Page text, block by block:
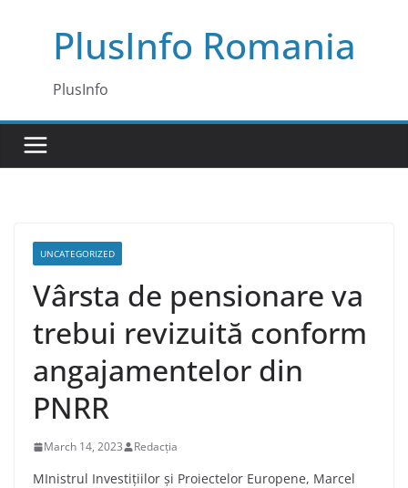
PlusInfo Romania
PlusInfo
UNCATEGORIZED
Vârsta de pensionare va
trebui revizuită conform
angajamentelor din
PNRR
March 14, 2023 Redacția
MInistrul Investițiilor și Proiectelor Europene, Marcel